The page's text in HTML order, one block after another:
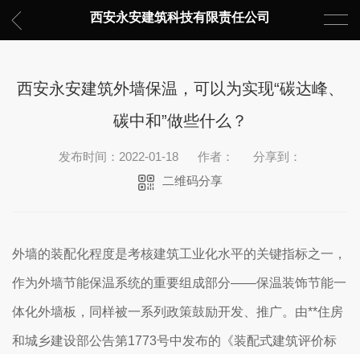
西安永安建筑科技有限责任公司
西安永安建筑外墙保温，可以为实现“碳达峰、
碳中和”做些什么？
发布时间：2022-01-18 作者：
分享到：
二维码分享
外墙的装配化程度是考核建筑工业化水平的关键指标之一，
作为外墙节能保温系统的重要组成部分——保温装饰节能一
体化外墙板，同样被一系列政策鼓励开发、推广。由**住房
和城乡建设部公告第1773号中发布的《装配式建筑评价标